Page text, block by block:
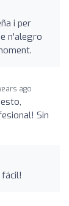
i per
n'alegro
ago
Sin